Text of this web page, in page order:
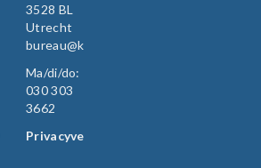
3528 BL
Utrecht
bureau@kamg.nl
Ma/di/do:
030 303
3662
Privacyverklaring